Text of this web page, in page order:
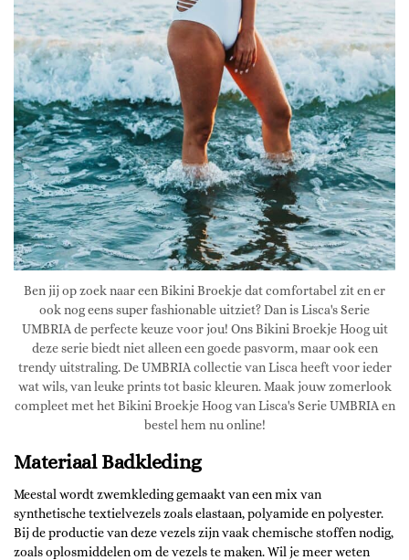
Ben jij op zoek naar een Bikini Broekje dat comfortabel zit en er
ook nog eens super fashionable uitziet? Dan is Lisca's Serie
UMBRIA de perfecte keuze voor jou! Ons Bikini Broekje Hoog uit
deze serie biedt niet alleen een goede pasvorm, maar ook een
trendy uitstraling. De UMBRIA collectie van Lisca heeft voor ieder
wat wils, van leuke prints tot basic kleuren. Maak jouw zomerlook
compleet met het Bikini Broekje Hoog van Lisca's Serie UMBRIA en
bestel hem nu online!
Materiaal Badkleding
Meestal wordt zwemkleding gemaakt van een mix van
synthetische textielvezels zoals elastaan, polyamide en polyester.
Bij de productie van deze vezels zijn vaak chemische stoffen nodig,
zoals oplosmiddelen om de vezels te maken. Wil je meer weten